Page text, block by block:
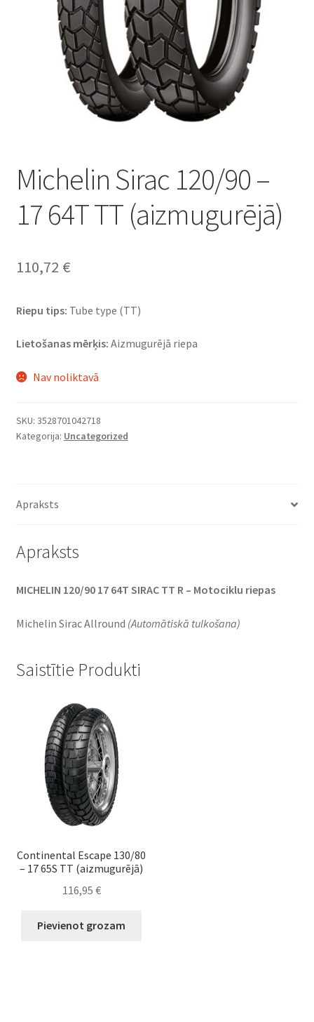
Michelin Sirac 120/90 –
17 64T TT (aizmugurējā)
110,72 €
Riepu tips: Tube type (TT)
Lietošanas mērķis: Aizmugurējā riepa
Nav noliktavā
SKU: 3528701042718
Kategorija: Uncategorized
Apraksts
Apraksts
MICHELIN 120/90 17 64T SIRAC TT R – Motociklu riepas
Michelin Sirac Allround (Automātiskā tulkošana)
Saistītie Produkti
Continental Escape 130/80
– 17 65S TT (aizmugurējā)
116,95 €
Pievienot grozam